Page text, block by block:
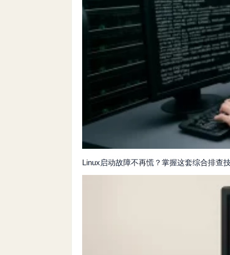
Linux启动故障不再慌？掌握这套综合排查